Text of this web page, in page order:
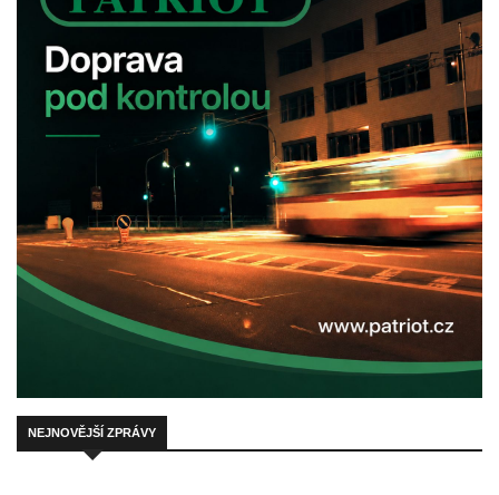
NEJNOVĚJŠÍ ZPRÁVY